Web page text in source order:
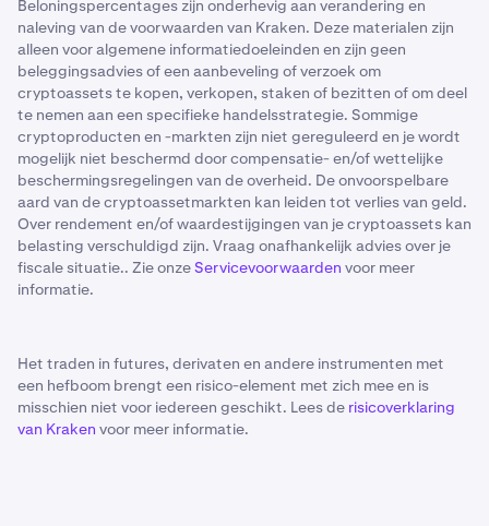
Beloningspercentages zijn onderhevig aan verandering en
naleving van de voorwaarden van Kraken. Deze materialen zijn
alleen voor algemene informatiedoeleinden en zijn geen
beleggingsadvies of een aanbeveling of verzoek om
cryptoassets te kopen, verkopen, staken of bezitten of om deel
te nemen aan een specifieke handelsstrategie. Sommige
cryptoproducten en -markten zijn niet gereguleerd en je wordt
mogelijk niet beschermd door compensatie- en/of wettelijke
beschermingsregelingen van de overheid. De onvoorspelbare
aard van de cryptoassetmarkten kan leiden tot verlies van geld.
Over rendement en/of waardestijgingen van je cryptoassets kan
belasting verschuldigd zijn. Vraag onafhankelijk advies over je
fiscale situatie.. Zie onzeServicevoorwaarden voor meer
informatie.
Het traden in futures, derivaten en andere instrumenten met
een hefboom brengt een risico-element met zich mee en is
misschien niet voor iedereen geschikt. Lees de risicoverklaring
van Kraken voor meer informatie.